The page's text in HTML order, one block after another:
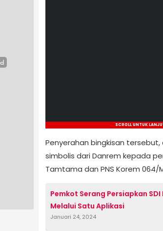
SCROLL UNTUK
Penyerahan bingkisan tersebut,
simbolis dari Danrem kepada
Tamtama dan PNS Korem 064/
Pemkot Serang Persiapkan
Melalui Satu Aplikasi
Januari 24, 2024